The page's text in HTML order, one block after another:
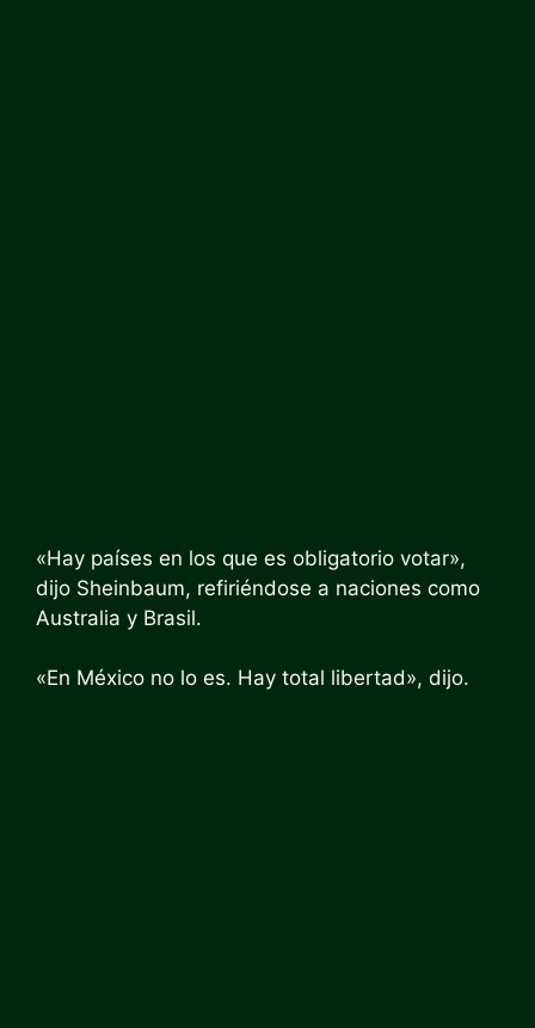
«Hay países en los que es obligatorio votar»,
dijo Sheinbaum, refiriéndose a naciones como
Australia y Brasil.
«En México no lo es. Hay total libertad», dijo.